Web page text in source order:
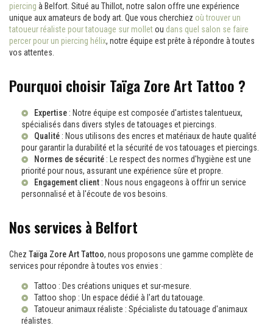
piercing à Belfort. Situé au Thillot, notre salon offre une expérience
unique aux amateurs de body art. Que vous cherchiez où trouver un
tatoueur réaliste pour tatouage sur molletou dans quel salon se faire
percer pour un piercing hélix, notre équipe est prête à répondre à toutes
vos attentes.
Pourquoi choisir Taïga Zore Art Tattoo ?
Expertise : Notre équipe est composée d'artistes talentueux,
spécialisés dans divers styles de tatouages et piercings.
Qualité : Nous utilisons des encres et matériaux de haute qualité
pour garantir la durabilité et la sécurité de vos tatouages et piercings.
Normes de sécurité : Le respect des normes d'hygiène est une
priorité pour nous, assurant une expérience sûre et propre.
Engagement client : Nous nous engageons à offrir un service
personnalisé et à l'écoute de vos besoins.
Nos services à Belfort
Chez Taïga Zore Art Tattoo, nous proposons une gamme complète de
services pour répondre à toutes vos envies :
Tattoo : Des créations uniques et sur-mesure.
Tattoo shop : Un espace dédié à l'art du tatouage.
Tatoueur animaux réaliste : Spécialiste du tatouage d'animaux
réalistes.